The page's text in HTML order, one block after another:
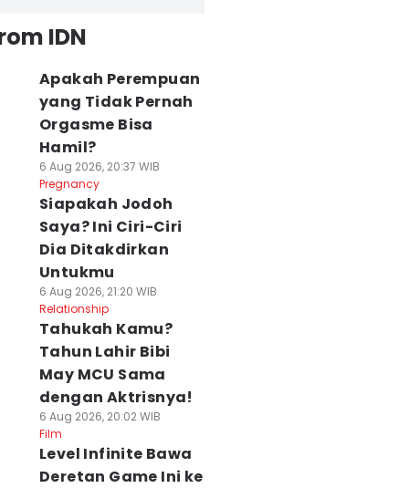
IDN
Apakah Perempuan
yang Tidak Pernah
Orgasme Bisa
Hamil?
6 Aug 2026, 20:37 WIB
Pregnancy
Siapakah Jodoh
Saya? Ini Ciri-Ciri
Dia Ditakdirkan
Untukmu
6 Aug 2026, 21:20 WIB
Relationship
Tahukah Kamu?
Tahun Lahir Bibi
May MCU Sama
dengan Aktrisnya!
6 Aug 2026, 20:02 WIB
Film
Level Infinite Bawa
Deretan Game Ini ke